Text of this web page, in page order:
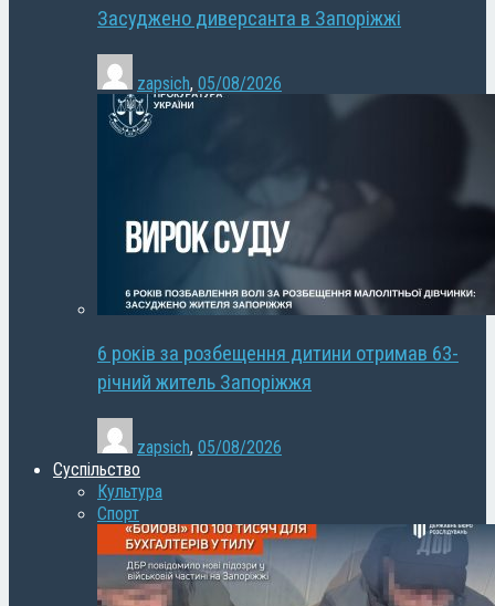
Засуджено диверсанта в Запоріжжі
zapsich, 05/08/2026
6 років за розбещення дитини отримав 63-
річний житель Запоріжжя
zapsich, 05/08/2026
Суспільство
Культура
Спорт